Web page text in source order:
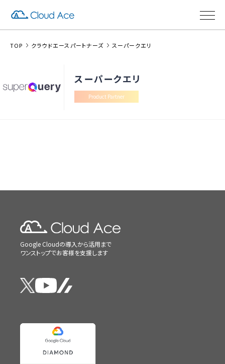
TOP クラウドエースパートナーズ スーパークエリ
スーパークエリ
Product Partner
Google Cloudの導入から活用まで
ワンストップでお客様を支援します